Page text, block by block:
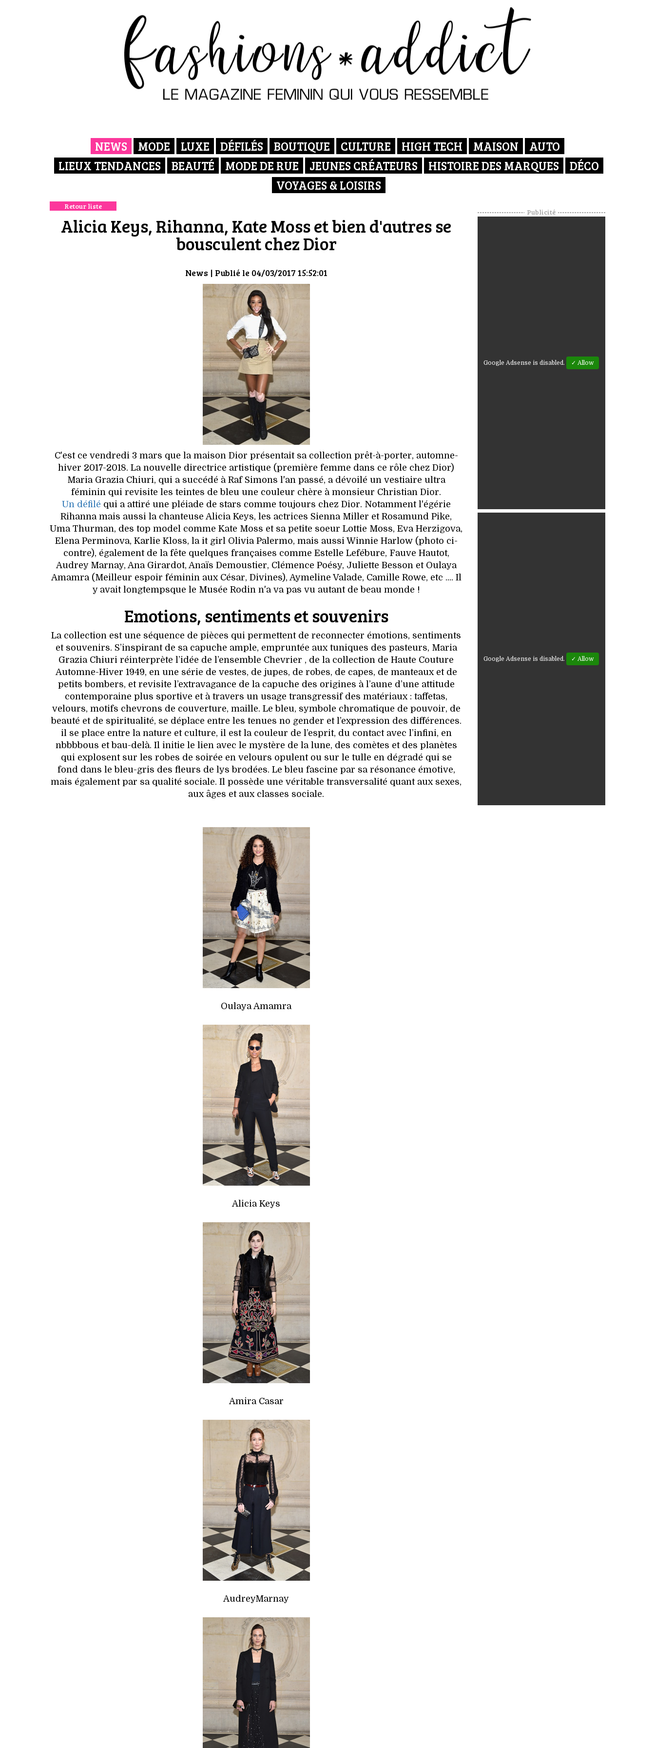
NEWS MODE LUXE DÉFILÉS BOUTIQUE CULTURE HIGH TECH MAISON
AUTO
LIEUX TENDANCES
BEAUTÉ MODE DE RUE JEUNES CRÉATEURS HISTOIRE DES MARQUES
DÉCO
VOYAGES & LOISIRS
Retour liste
Alicia Keys, Rihanna, Kate Moss et bien d'autres se
bousculent chez Dior
News | Publié le 04/03/2017 15:52:01
C'est ce vendredi 3 mars que la maison Dior présentait sa collection prêt-à-porter, automne-
hiver 2017-2018. La nouvelle directrice artistique (première femme dans ce rôle chez Dior)
Maria Grazia Chiuri, qui a succédé à Raf Simons l'an passé, a dévoilé un vestiaire ultra
féminin qui revisite les teintes de bleu une couleur chère à monsieur Christian Dior.
Un défilé qui a attiré une pléiade de stars comme toujours chez Dior. Notamment l'égérie
Rihanna mais aussi la chanteuse Alicia Keys, les actrices Sienna Miller et Rosamund Pike,
Uma Thurman, des top model comme Kate Moss et sa petite soeur Lottie Moss, Eva Herzigova,
Elena Perminova, Karlie Kloss, la it girl Olivia Palermo, mais aussi Winnie Harlow (photo ci-
contre), également de la fête quelques françaises comme Estelle Lefébure, Fauve Hautot,
Audrey Marnay, Ana Girardot, Anaïs Demoustier, Clémence Poésy, Juliette Besson et Oulaya
Amamra (Meilleur espoir féminin aux César, Divines), Aymeline Valade, Camille Rowe, etc .... Il
y avait longtempsque le Musée Rodin n'a va pas vu autant de beau monde !
Emotions, sentiments et souvenirs
La collection est une séquence de pièces qui permettent de reconnecter émotions, sentiments
et souvenirs. S’inspirant de sa capuche ample, empruntée aux tuniques des pasteurs, Maria
Grazia Chiuri réinterprète l’idée de l’ensemble Chevrier , de la collection de Haute Couture
Automne-Hiver 1949, en une série de vestes, de jupes, de robes, de capes, de manteaux et de
petits bombers, et revisite l’extravagance de la capuche des origines à l’aune d’une attitude
contemporaine plus sportive et à travers un usage transgressif des matériaux : taffetas,
velours, motifs chevrons de couverture, maille. Le bleu, symbole chromatique de pouvoir, de
beauté et de spiritualité, se déplace entre les tenues no gender et l’expression des différences.
il se place entre la nature et culture, il est la couleur de l’esprit, du contact avec l’infini, en
nbbbbous et bau-delà. Il initie le lien avec le mystère de la lune, des comètes et des planètes
qui explosent sur les robes de soirée en velours opulent ou sur le tulle en dégradé qui se
fond dans le bleu-gris des fleurs de lys brodées. Le bleu fascine par sa résonance émotive,
mais également par sa qualité sociale. Il possède une véritable transversalité quant aux sexes,
aux âges et aux classes sociale.
Oulaya Amamra
Alicia Keys
Amira Casar
AudreyMarnay
Publicité
Google Adsense is disabled. ✓ Allow
Google Adsense is disabled. ✓ Allow